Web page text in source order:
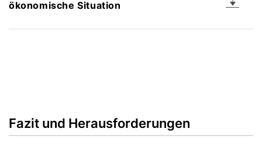
ökonomische Situation
Fazit und Herausforderungen